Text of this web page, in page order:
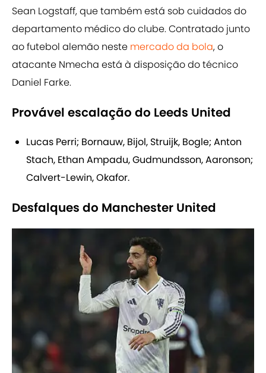
Sean Logstaff, que também está sob cuidados do
departamento médico do clube. Contratado junto
ao futebol alemão neste mercado da bola, o
atacante Nmecha está à disposição do técnico
Daniel Farke.
Provável escalação do Leeds United
Lucas Perri; Bornauw, Bijol, Struijk, Bogle; Anton
Stach, Ethan Ampadu, Gudmundsson, Aaronson;
Calvert-Lewin, Okafor.
Desfalques do Manchester United